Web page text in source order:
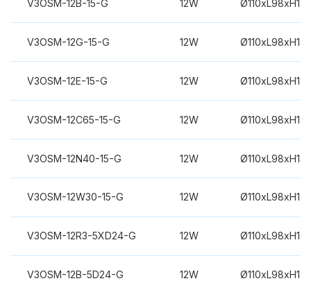
V3OSM-12B-15-G 12W
V3OSM-12G-15-G 12W
V3OSM-12E-15-G 12W
V3OSM-12C65-15-G 12W
V3OSM-12N40-15-G 12W
V3OSM-12W30-15-G 12W
V3OSM-12R3-5XD24-G 12W
V3OSM-12B-5D24-G 12W